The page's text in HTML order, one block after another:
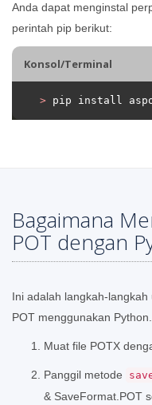
Anda dapat menginstal
perintah pip berikut:
Konsol/Terminal
> pip install
Bagaimana
POT dengan
Ini adalah langkah-
POT menggunakan Python.
Muat file POTX
Panggil metode
& SaveFormat.POT